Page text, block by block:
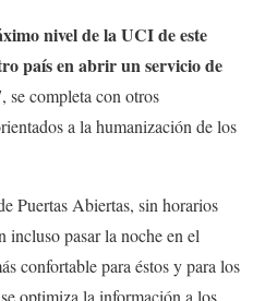
nivel de la UCI de este
país en abrir un servicio de
se completa con otros
a la humanización de los
Puertas Abiertas, sin horarios
incluso pasar la noche en el
confortable para éstos y para los